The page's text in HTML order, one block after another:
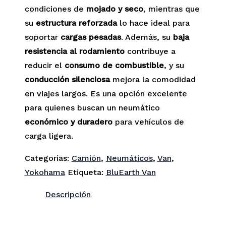
condiciones de mojado y seco, mientras que
su estructura reforzadalo hace ideal para
soportar cargas pesadas. Además, su baja
resistencia al rodamientocontribuye a
reducir el consumo de combustible, y su
conducción silenciosamejora la comodidad
en viajes largos. Es una opción excelente
para quienes buscan un neumático
económico y duraderopara vehículos de
carga ligera.
Categorías: Camión, Neumáticos, Van,
Yokohama Etiqueta: BluEarth Van
Descripción